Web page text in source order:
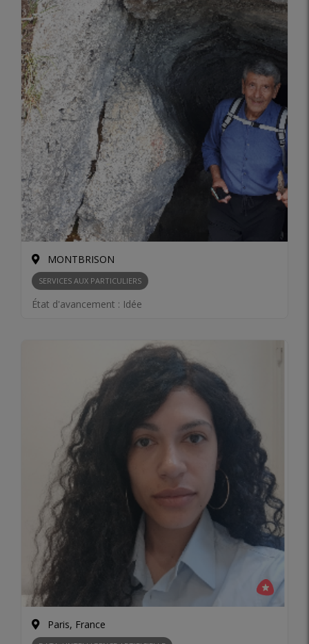
MONTBRISON
SERVICES AUX PARTICULIERS
État d'avancement : Idée
Paris, France